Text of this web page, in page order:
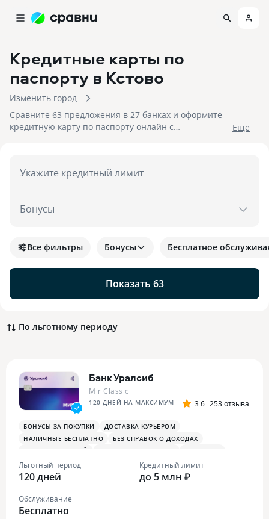
Кредитные карты по
паспорту в Кстово
Изменить город
Сравните 63 предложения в 27 банках и оформите
кредитную карту по паспорту онлайн с
Eщё
Укажите кредитный лимит
Бонусы
Показать 63
Все фильтры Бонусы Бесплатное
По льготному периоду
Банк Уралсиб
Mir Classic
120 ДНЕЙ НА МАКСИМУМ 3.6 253 отзыва
БОНУСЫ ЗА ПОКУПКИ
ДОСТАВКА КУРЬЕРОМ
НАЛИЧНЫЕ БЕСПЛАТНО
БЕЗ СПРАВОК О ДОХОДАХ
ДЛЯ ПУТЕШЕСТВИЙ
ОПЛАТА СМАРТФОНОМ MIRACCEPT
Льготный период
120 дней
Кредитный лимит
до 5 млн ₽
Обслуживание
Бесплатно